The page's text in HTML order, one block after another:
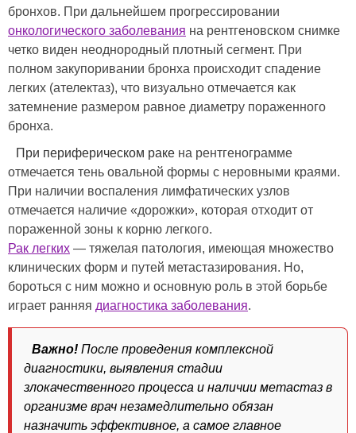
бронхов. При дальнейшем прогрессировании
онкологического заболевания на рентгеновском снимке
четко виден неоднородный плотный сегмент. При
полном закупоривании бронха происходит спадение
легких (ателектаз), что визуально отмечается как
затемнение размером равное диаметру пораженного
бронха.
При периферическом раке на рентгенограмме
отмечается тень овальной формы с неровными краями.
При наличии воспаления лимфатических узлов
отмечается наличие «дорожки», которая отходит от
пораженной зоны к корню легкого.
Рак легких — тяжелая патология, имеющая множество
клинических форм и путей метастазирования. Но,
бороться с ним можно и основную роль в этой борьбе
играет ранняя диагностика заболевания.
Важно! После проведения комплексной
диагностики, выявления стадии
злокачественного процесса и наличии метастаз в
организме врач незамедлительно обязан
назначить эффективное, а самое главное